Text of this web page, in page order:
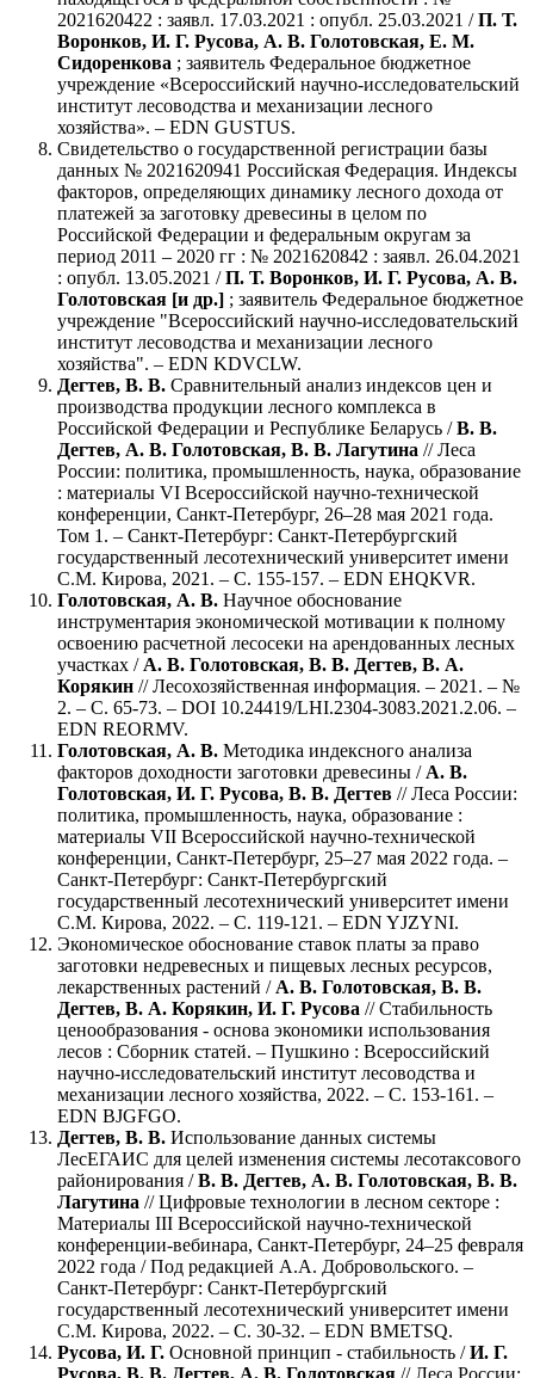
2021620422 : заявл. 17.03.2021 : опубл. 25.03.2021 /П. Т.
Воронков, И. Г. Русова, А. В. Голотовская, Е. М.
Сидоренкова ; заявитель Федеральное бюджетное
учреждение «Всероссийский научно-исследовательский
институт лесоводства и механизации лесного
хозяйства». – EDN GUSTUS.
Свидетельство о государственной регистрации базы
данных № 2021620941 Российская Федерация. Индексы
факторов, определяющих динамику лесного дохода от
платежей за заготовку древесины в целом по
Российской Федерации и федеральным округам за
период 2011 – 2020 гг : № 2021620842 : заявл. 26.04.2021
: опубл. 13.05.2021 /П. Т. Воронков, И. Г. Русова, А. В.
Голотовская [и др.] ; заявитель Федеральное бюджетное
учреждение "Всероссийский научно-исследовательский
институт лесоводства и механизации лесного
хозяйства". – EDN KDVCLW.
Дегтев, В. В. Сравнительный анализ индексов цен и
производства продукции лесного комплекса в
Российской Федерации и Республике Беларусь /В. В.
Дегтев, А. В. Голотовская, В. В. Лагутина // Леса
России: политика, промышленность, наука, образование
: материалы VI Всероссийской научно-технической
конференции, Санкт-Петербург, 26–28 мая 2021 года.
Том 1. – Санкт-Петербург: Санкт-Петербургский
государственный лесотехнический университет имени
С.М. Кирова, 2021. – С. 155-157. – EDN EHQKVR.
Голотовская, А. В. Научное обоснование
инструментария экономической мотивации к полному
освоению расчетной лесосеки на арендованных лесных
участках / А. В. Голотовская, В. В. Дегтев, В. А.
Корякин // Лесохозяйственная информация. – 2021. – №
2. – С. 65-73. – DOI 10.24419/LHI.2304-3083.2021.2.06. –
EDN REORMV.
Голотовская, А. В. Методика индексного анализа
факторов доходности заготовки древесины /А. В.
Голотовская, И. Г. Русова, В. В. Дегтев // Леса России:
политика, промышленность, наука, образование :
материалы VII Всероссийской научно-технической
конференции, Санкт-Петербург, 25–27 мая 2022 года. –
Санкт-Петербург: Санкт-Петербургский
государственный лесотехнический университет имени
С.М. Кирова, 2022. – С. 119-121. – EDN YJZYNI.
Экономическое обоснование ставок платы за право
заготовки недревесных и пищевых лесных ресурсов,
лекарственных растений /А. В. Голотовская, В. В.
Дегтев, В. А. Корякин, И. Г. Русова // Стабильность
ценообразования - основа экономики использования
лесов : Сборник статей. – Пушкино : Всероссийский
научно-исследовательский институт лесоводства и
механизации лесного хозяйства, 2022. – С. 153-161. –
EDN BJGFGO.
Дегтев, В. В. Использование данных системы
ЛесЕГАИС для целей изменения системы лесотаксового
районирования /В. В. Дегтев, А. В. Голотовская, В. В.
Лагутина // Цифровые технологии в лесном секторе :
Материалы III Всероссийской научно-технической
конференции-вебинара, Санкт-Петербург, 24–25 февраля
2022 года / Под редакцией А.А. Добровольского. –
Санкт-Петербург: Санкт-Петербургский
государственный лесотехнический университет имени
С.М. Кирова, 2022. – С. 30-32. – EDN BMETSQ.
Русова, И. Г. Основной принцип - стабильность /И. Г.
Русова, В. В. Дегтев, А. В. Голотовская // Леса России: